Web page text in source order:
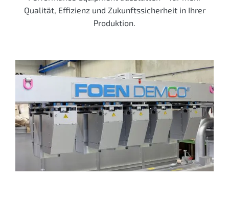
Qualität, Effizienz und Zukunfts­sicherheit in Ihrer
Produktion.